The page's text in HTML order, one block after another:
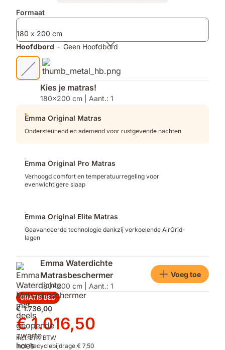
Extra
Formaat
180 x 200 cm
Hoofdbord - Geen Hoofdbord
Kies je matras!
180x200 cm | Aant.: 1
Emma Original Matras
Ondersteunend en ademend voor rustgevende nachten
Emma Original Pro Matras
Verhoogd comfort en temperatuurregeling voor
evenwichtigere slaap
Emma Original Elite Matras
Geavanceerde technologie dankzij verkoelende AirGrid-
lagen
Emma Waterdichte
Matrasbeschermer
180x200 cm | Aant.: 1
Voeg toe
GRATIS BED
Oorspronkelijke
prijs
€ 1.736,00
€ 1.736,00
Prijs
€ 1.016,50
€ 1.016,50
Incl. 21% BTW
Incl. Recyclebijdrage € 7,50